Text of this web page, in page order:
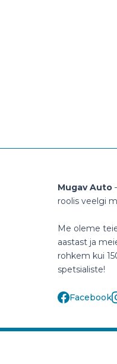
Mugav Auto
roolis veelgi
Me oleme
aastast ja
rohkem kui
spetsialiste!
Facebook